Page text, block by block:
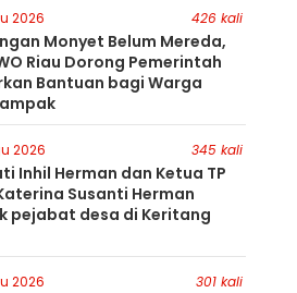
2026 426 kali
Monyet Belum Mereda,
Riau Dorong Pemerintah
Bantuan bagi Warga
2026 345 kali
Inhil Herman dan Ketua TP
Susanti Herman
pejabat desa di Keritang
2026 301 kali